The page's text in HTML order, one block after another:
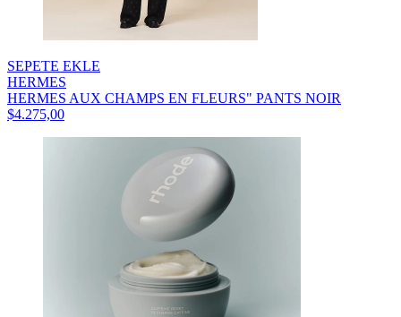
SEPETE EKLE
HERMES
HERMES AUX CHAMPS EN FLEURS" PANTS NOIR
$4.275,00